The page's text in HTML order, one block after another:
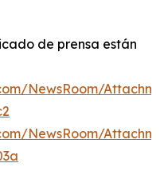
de prensa están
NewsRoom/
NewsRoom/